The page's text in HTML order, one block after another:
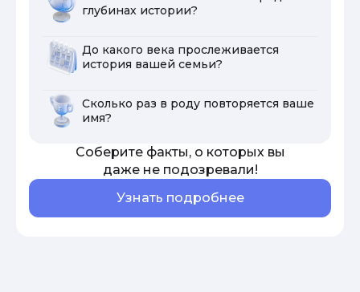
глубинах истории?
До какого века прослеживается
история вашей семьи?
Сколько раз в роду повторяется ваше
имя?
Соберите факты, о которых вы
даже не подозревали!
Узнать подробнее